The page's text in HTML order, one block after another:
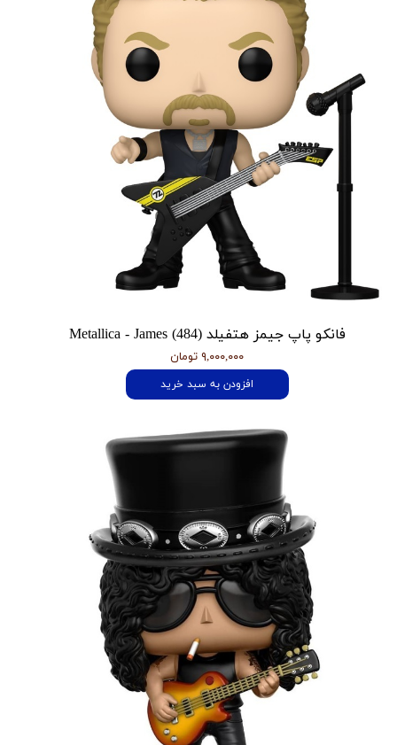
فانکو پاپ جیمز هتفیلد Metallica - James (484)
۹,۰۰۰,۰۰۰ تومان
افزودن به سبد خرید